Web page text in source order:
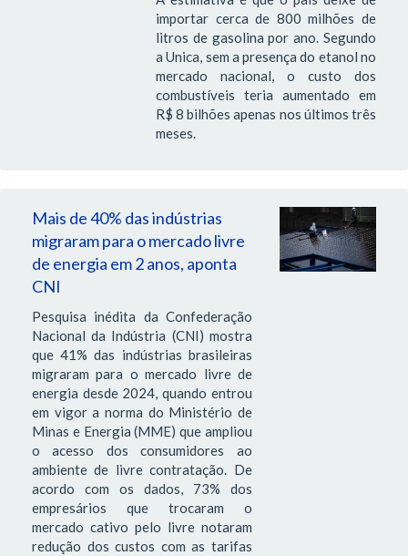
importar cerca de 800 milhões de
litros de gasolina por ano. Segundo
a Unica, sem a presença do etanol no
mercado nacional, o custo dos
combustíveis teria aumentado em
R$ 8 bilhões apenas nos últimos três
meses.
Mais de 40% das indústrias
migraram para o mercado livre
de energia em 2 anos, aponta
CNI
Pesquisa inédita da Confederação
Nacional da Indústria (CNI) mostra
que 41% das indústrias brasileiras
migraram para o mercado livre de
energia desde 2024, quando entrou
em vigor a norma do Ministério de
Minas e Energia (MME) que ampliou
o acesso dos consumidores ao
ambiente de livre contratação. De
acordo com os dados, 73% dos
empresários que trocaram o
mercado cativo pelo livre notaram
redução dos custos com as tarifas